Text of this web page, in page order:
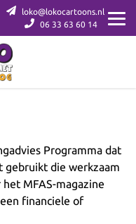
loko@lokocartoons.nl
06 33 63 60 14
Programma dat
gebruikt die werkzaam
MFAS-magazine
financiele of